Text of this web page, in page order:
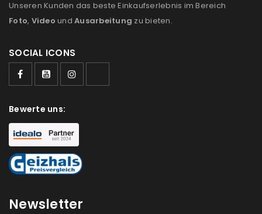
Please select all the ways you would like to hear from
Ich stimme zu
akzeptiere die
REGISTRIEREN
Unseren Kunden das beste Einkaufserlebnis im Bereich
Foto, Video und Ausarbeitung zu bieten.
SOCIAL ICONS
Bewerte uns:
Newsletter